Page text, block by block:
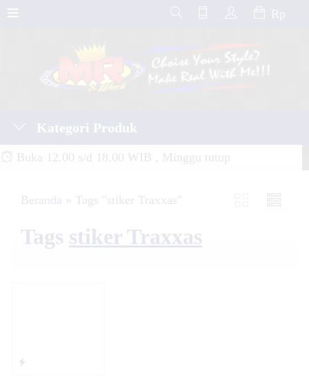
Rp
Kategori Produk
Buka 12.00 s/d 18.00 WIB , Minggu tutup
Beranda » Tags "stiker Traxxas"
Tags stiker Traxxas